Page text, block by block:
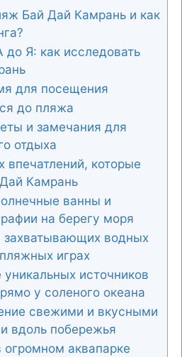
Бай Дай Камрань и как
до Я: как исследовать
для посещения
до пляжа
и замечания для
отдыха
впечатлений, которые
Камрань
ванны и
на берегу моря
захватывающих водных
играх
источников
у соленого океана
свежими и вкусными
вдоль побережья
аквапарке